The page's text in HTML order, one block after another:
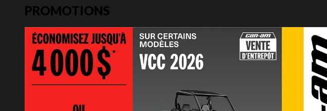
PROMOTIONS